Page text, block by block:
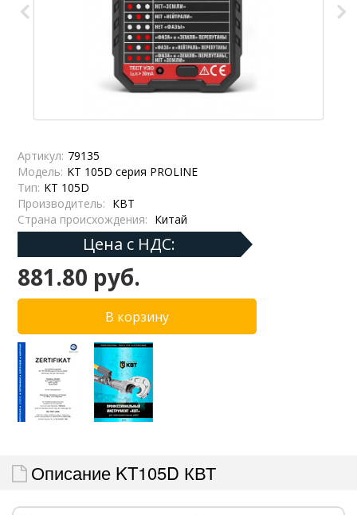
Артикул: 79135
Модель: KT 105D серия PROLINE
Тип: KT 105D
Производитель: КВТ
Страна происхождения: Китай
Цена с НДС:
881.80 руб.
Описание KT105D КВТ